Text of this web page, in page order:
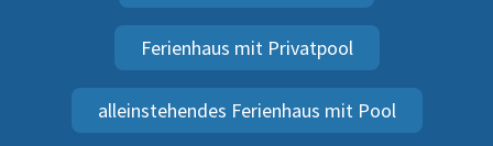
Ferienhaus mit Privatpool
alleinstehendes Ferienhaus mit Pool